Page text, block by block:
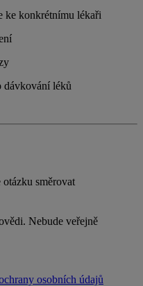
ke konkrétnímu lékaři
dávkování léků
směrovat
Nebude veřejně
osobních údajů